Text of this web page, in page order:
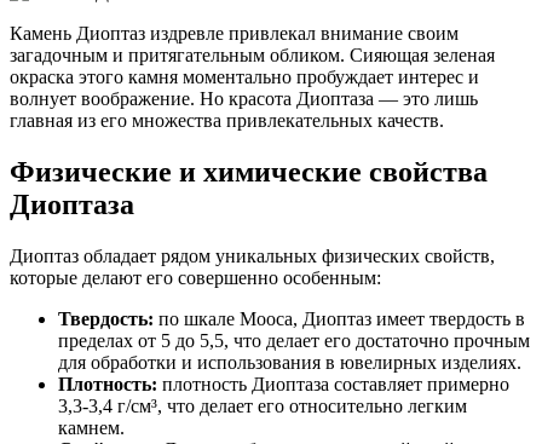
Камень Диоптаз издревле привлекал внимание своим
загадочным и притягательным обликом. Сияющая зеленая
окраска этого камня моментально пробуждает интерес и
волнует воображение. Но красота Диоптаза — это лишь
главная из его множества привлекательных качеств.
Физические и химические свойства
Диоптаза
Диоптаз обладает рядом уникальных физических свойств,
которые делают его совершенно особенным:
Твердость: по шкале Мооса, Диоптаз имеет твердость в
пределах от 5 до 5,5, что делает его достаточно прочным
для обработки и использования в ювелирных изделиях.
Плотность: плотность Диоптаза составляет примерно
3,3-3,4 г/см³, что делает его относительно легким
камнем.